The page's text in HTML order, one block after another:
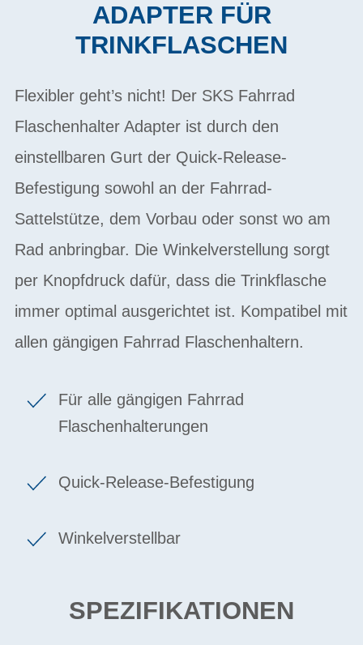
ADAPTER FÜR
TRINKFLASCHEN
Flexibler geht’s nicht! Der SKS Fahrrad
Flaschenhalter Adapter ist durch den
einstellbaren Gurt der Quick-Release-
Befestigung sowohl an der Fahrrad-
Sattelstütze, dem Vorbau oder sonst wo am
Rad anbringbar. Die Winkelverstellung sorgt
per Knopfdruck dafür, dass die Trinkflasche
immer optimal ausgerichtet ist. Kompatibel mit
allen gängigen Fahrrad Flaschenhaltern.
Für alle gängigen Fahrrad
Flaschenhalterungen
Quick-Release-Befestigung
Winkelverstellbar
SPEZIFIKATIONEN